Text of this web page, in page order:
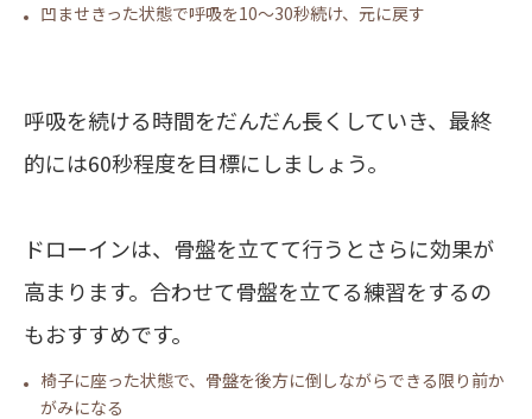
凹ませきった状態で呼吸を10～30秒続け、元に戻す
呼吸を続ける時間をだんだん長くしていき、最終
的には60秒程度を目標にしましょう。
ドローインは、 骨盤を立てて行う とさらに効果が
高まります。合わせて骨盤を立てる練習をするの
もおすすめです。
椅子に座った状態で、骨盤を後方に倒しながらできる限り前か
がみになる